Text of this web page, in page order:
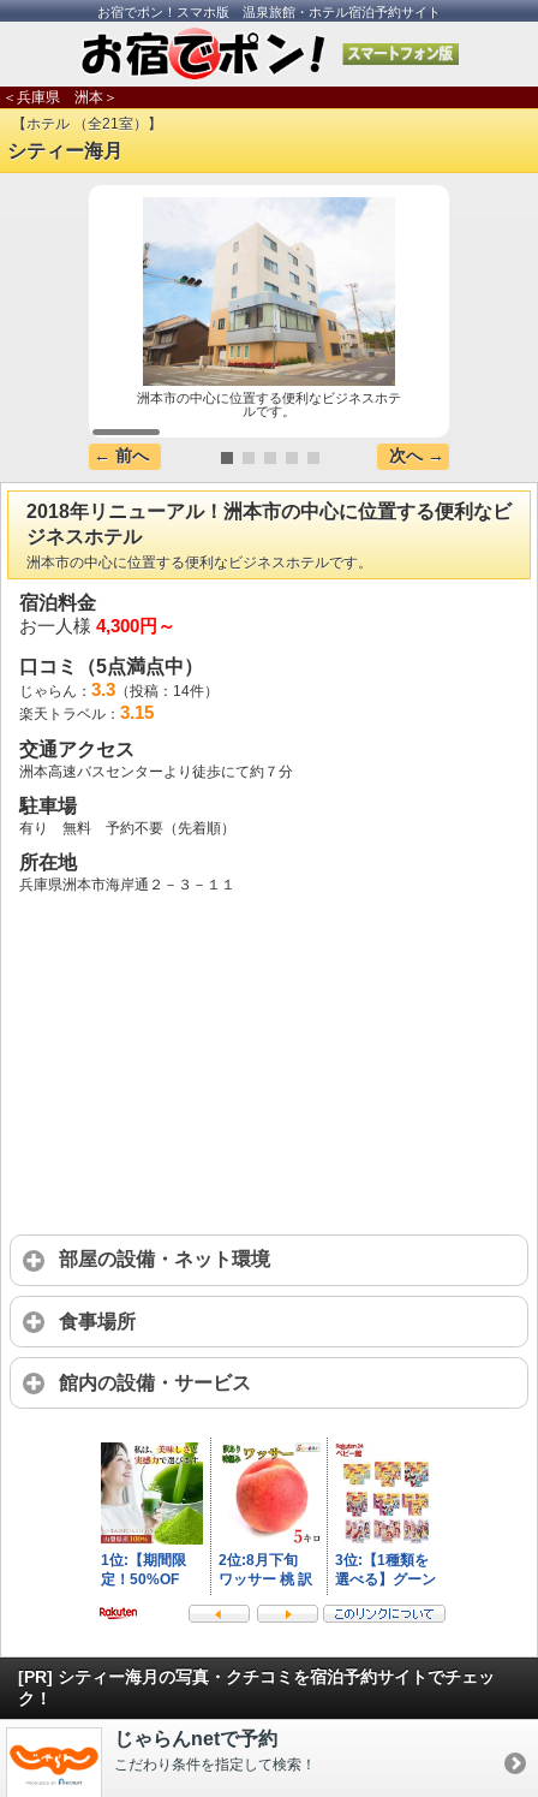
お宿でポン！スマホ版 温泉旅館・ホテル宿泊予約サイト
＜兵庫県 洲本＞
【ホテル （全21室）】
シティー海月
洲本市の中心に位置する便利なビジネスホテ
ルです。
← 前へ 次へ →
2018年リニューアル！洲本市の中心に位置する便利なビ
ジネスホテル
洲本市の中心に位置する便利なビジネスホテルです。
宿泊料金
お一人様 4,300円～
口コミ（5点満点中）
じゃらん： 3.3 （投稿：14件）
楽天トラベル： 3.15
交通アクセス
洲本高速バスセンターより徒歩にて約７分
駐車場
有り 無料 予約不要（先着順）
所在地
兵庫県洲本市海岸通２－３－１１
部屋の設備・ネット環境
食事場所
館内の設備・サービス
[PR] シティー海月の写真・クチコミを宿泊予約サイトでチェッ
ク！
じゃらんnetで予約
こだわり条件を指定して検索！